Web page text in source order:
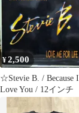
¥2,500
☆Stevie B. / Because I
Love You / 12インチ